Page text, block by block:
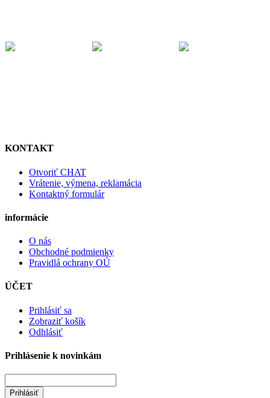
KONTAKT
Otvoriť CHAT
Vrátenie, výmena, reklamácia
Kontaktný formulár
informácie
O nás
Obchodné podmienky
Pravidlá ochrany OÚ
ÚČET
Prihlásiť sa
Zobraziť košík
Odhlásiť
Prihlásenie k novinkám
Prihlásiť